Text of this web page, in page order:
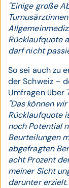
"Einige große
Rücklaufquote
darf nicht
So sei auch zu
der Schweiz –
Umfragen über
"Das können
Rücklaufquote
noch Potential
Beurteilungen
abgefragten
acht Prozent
meiner Sicht
darunter